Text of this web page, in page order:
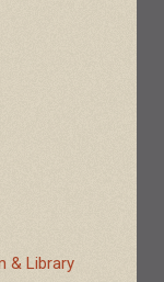
& Library